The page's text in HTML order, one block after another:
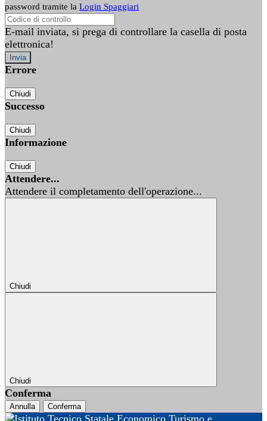
password tramite la Login Spaggiari
E-mail inviata, si prega di controllare la casella di posta
elettronica!
Errore
Chiudi
Successo
Chiudi
Informazione
Chiudi
Attendere...
Attendere il completamento dell'operazione...
Chiudi
Chiudi
Conferma
Annulla Conferma